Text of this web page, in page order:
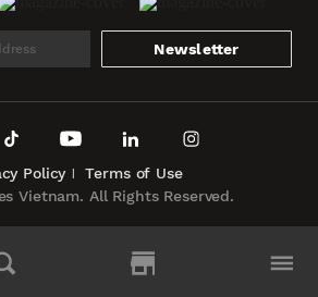
Newsletter
Vietnam. All Rights Reserved.
Policy Terms of Use